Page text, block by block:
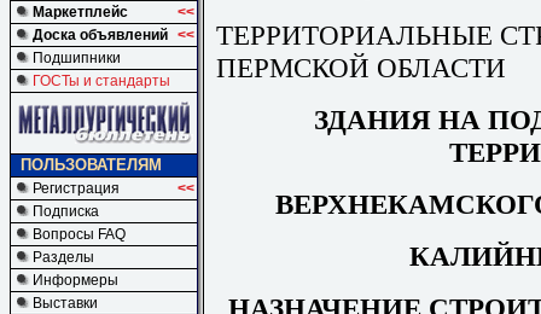
Маркетплейс
<<
Доска объявлений <<
Подшипники
ГОСТы и стандарты
ПОЛЬЗОВАТЕЛЯМ
Регистрация
<<
Подписка
Вопросы FAQ
Разделы
Информеры
Выставки
ТЕРРИТОРИАЛЬНЫЕ
ПЕРМСКОЙ ОБЛАСТИ
ЗДАНИЯ НА